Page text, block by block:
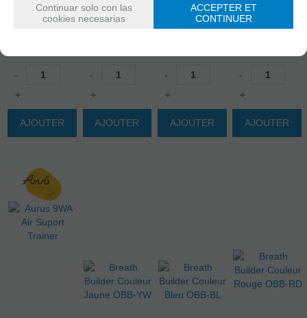
252,89 €
-
+
AJOUTER
317,36
-
+
AJOUTER
12,89 €
-
+
AJOUTER
37,59
-
+
AJOUTER
Continuar solo con las
cookies necesarias
ACCEPTER ET
CONTINUER